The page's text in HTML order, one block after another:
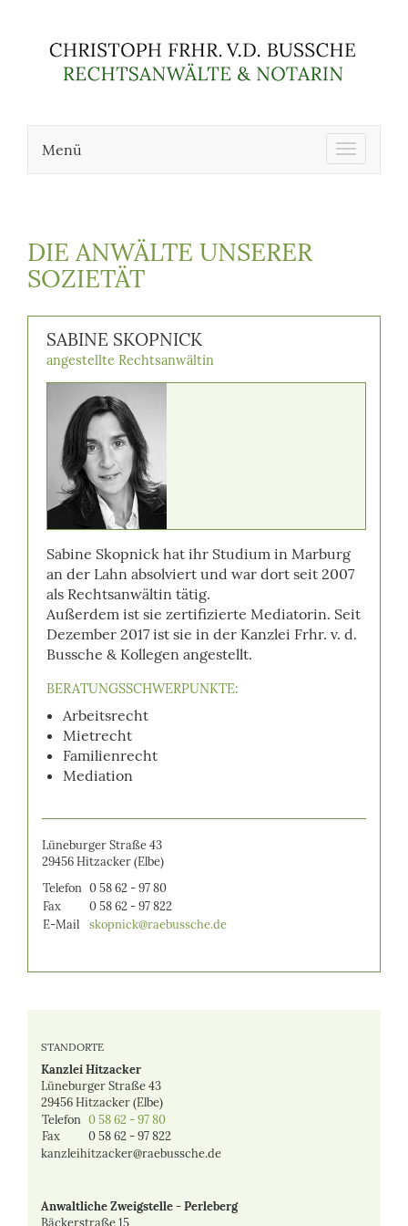
Menü
Toggle
DIE ANWÄLTE UNSERER
SOZIETÄT
SABINE SKOPNICK
angestellte Rechtsanwältin
Sabine Skopnick hat ihr Studium in Marburg
an der Lahn absolviert und war dort seit 2007
als Rechtsanwältin tätig.
Außerdem ist sie zertifizierte Mediatorin. Seit
Dezember 2017 ist sie in der Kanzlei Frhr. v. d.
Bussche & Kollegen angestellt.
BERATUNGSSCHWERPUNKTE:
Arbeitsrecht
Mietrecht
Familienrecht
Mediation
Lüneburger Straße 43
29456 Hitzacker (Elbe)
Telefon 0 58 62 - 97 80
Fax
0 58 62 - 97 822
E-Mail
skopnick@raebussche.de
STANDORTE
Kanzlei Hitzacker
Lüneburger Straße 43
29456 Hitzacker (Elbe)
Telefon
Fax
0 58 62 - 97 80
0 58 62 - 97 822
kanzleihitzacker@raebussche.de
Anwaltliche Zweigstelle - Perleberg